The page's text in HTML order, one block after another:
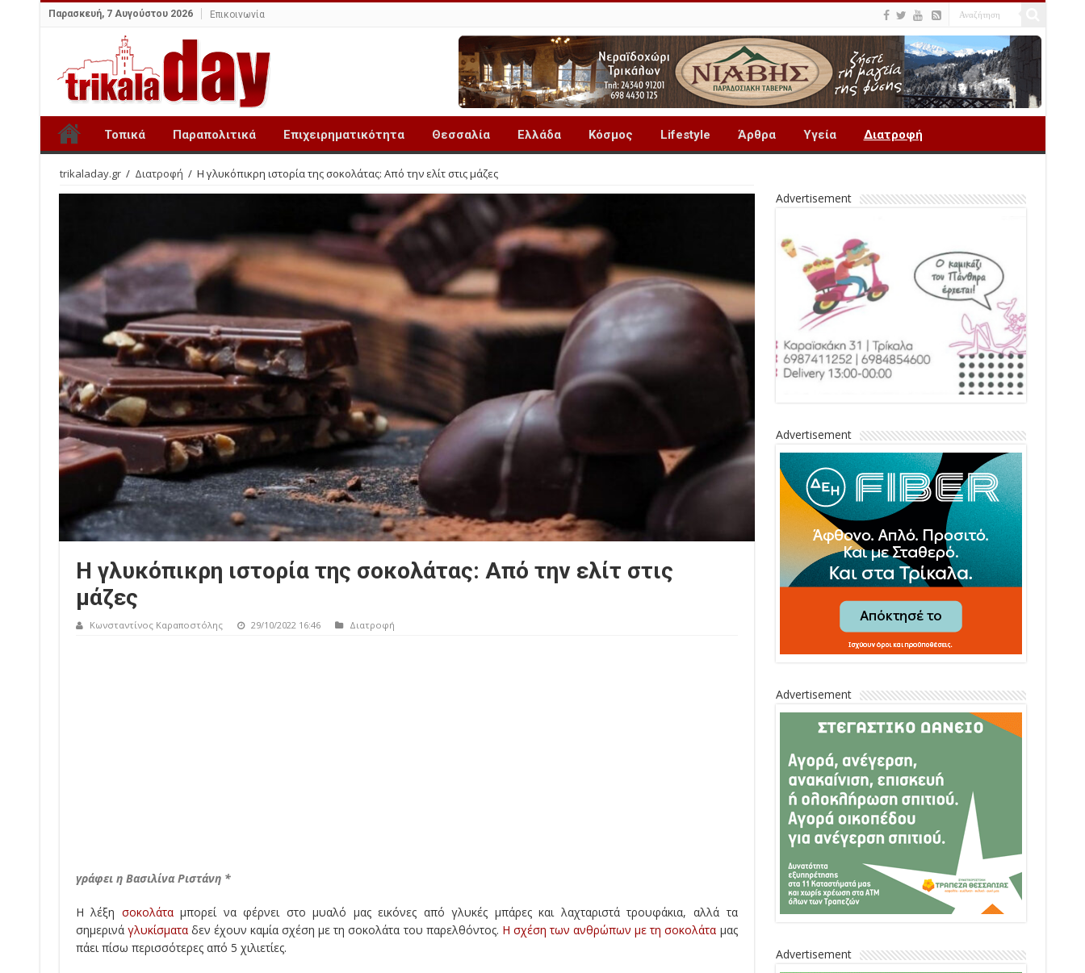
Παρασκευή, 7 Αυγούστου 2026 Επικοινωνία
Τοπικά Παραπολιτικά Επιχειρηματικότητα Θεσσαλία Ελλάδα Κόσμος Lifestyle Άρθρα Υγεία Διατροφή
trikaladay.gr / Διατροφή / Η γλυκόπικρη ιστορία της σοκολάτας: Από την ελίτ στις μάζες
Η γλυκόπικρη ιστορία της σοκολάτας: Από την ελίτ στις
μάζες
Κωνσταντίνος Καραποστόλης 29/10/2022 16:46 Διατροφή
γράφει η Βασιλίνα Ριστάνη *
Η λέξη σοκολάταμπορεί να φέρνει στο μυαλό μας εικόνες από γλυκές μπάρες και λαχταριστά τρουφάκια, αλλά τα
σημερινά γλυκίσματαδεν έχουν καμία σχέση με τη σοκολάτα του παρελθόντος. Η σχέση των ανθρώπων με τη σοκολάτα μας
πάει πίσω περισσότερες από 5 χιλιετίες.
Advertisement
Advertisement
Advertisement
Advertisement